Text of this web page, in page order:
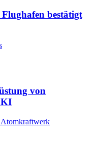
bestätigt
von
KI